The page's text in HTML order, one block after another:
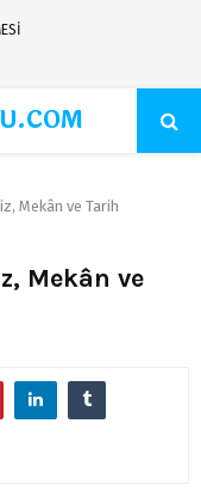
Mekân ve Tarih
Mekân ve